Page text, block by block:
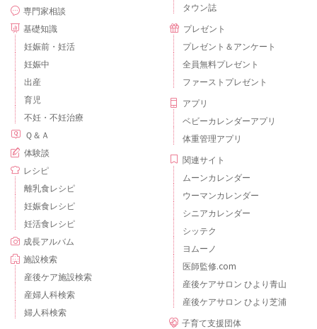
専門家相談
基礎知識
妊娠前・妊活
妊娠中
出産
育児
不妊・不妊治療
Ｑ＆Ａ
体験談
レシピ
離乳食レシピ
妊娠食レシピ
妊活食レシピ
成長アルバム
施設検索
産後ケア施設検索
産婦人科検索
婦人科検索
タウン誌
プレゼント
プレゼント＆アンケート
全員無料プレゼント
ファーストプレゼント
アプリ
ベビーカレンダーアプリ
体重管理アプリ
関連サイト
ムーンカレンダー
ウーマンカレンダー
シニアカレンダー
シッテク
ヨムーノ
医師監修.com
産後ケアサロン ひより青山
産後ケアサロン ひより芝浦
子育て支援団体